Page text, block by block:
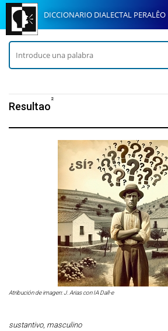
DICCIONARIO DIALECTAL PERALÊO
Resultao
2
Atribución de imagen: J. Arias con IA Dall-e
sustantivo, masculino